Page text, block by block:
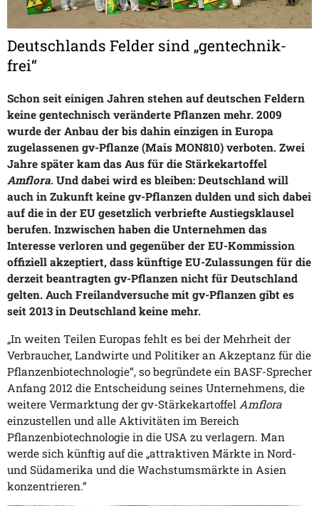
Deutschlands Felder sind „gentechnik-
frei“
Schon seit einigen Jahren stehen auf deutschen Feldern
keine gentechnisch veränderte Pflanzen mehr. 2009
wurde der Anbau der bis dahin einzigen in Europa
zugelassenen gv-Pflanze (Mais MON810) verboten. Zwei
Jahre später kam das Aus für die Stärkekartoffel
Amflora. Und dabei wird es bleiben: Deutschland will
auch in Zukunft keine gv-Pflanzen dulden und sich dabei
auf die in der EU gesetzlich verbriefte Austiegsklausel
berufen. Inzwischen haben die Unternehmen das
Interesse verloren und gegenüber der EU-Kommission
offiziell akzeptiert, dass künftige EU-Zulassungen für die
derzeit beantragten gv-Pflanzen nicht für Deutschland
gelten. Auch Freilandversuche mit gv-Pflanzen gibt es
seit 2013 in Deutschland keine mehr.
„In weiten Teilen Europas fehlt es bei der Mehrheit der
Verbraucher, Landwirte und Politiker an Akzeptanz für die
Pflanzenbiotechnologie“, so begründete ein BASF-Sprecher
Anfang 2012 die Entscheidung seines Unternehmens, die
weitere Vermarktung der gv-Stärkekartoffel Amflora
einzustellen und alle Aktivitäten im Bereich
Pflanzenbiotechnologie in die USA zu verlagern. Man
werde sich künftig auf die „attraktiven Märkte in Nord-
und Südamerika und die Wachstumsmärkte in Asien
konzentrieren.“